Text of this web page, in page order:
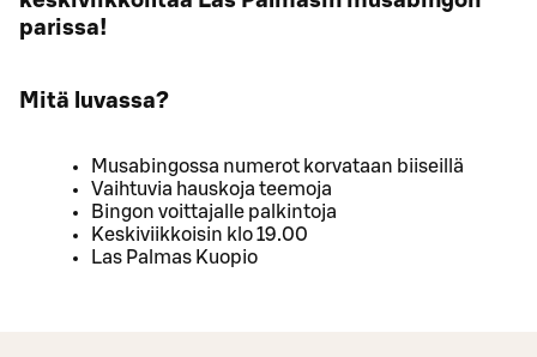
parissa!
Mitä luvassa?
Musabingossa numerot korvataan biiseillä
Vaihtuvia hauskoja teemoja
Bingon voittajalle palkintoja
Keskiviikkoisin klo 19.00
Las Palmas Kuopio